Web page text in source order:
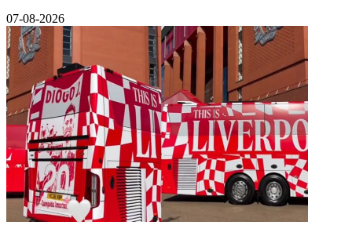
07-08-2026